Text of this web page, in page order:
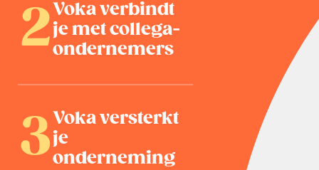
Voka verbindt
je met collega-
ondernemers
Voka versterkt
je
onderneming